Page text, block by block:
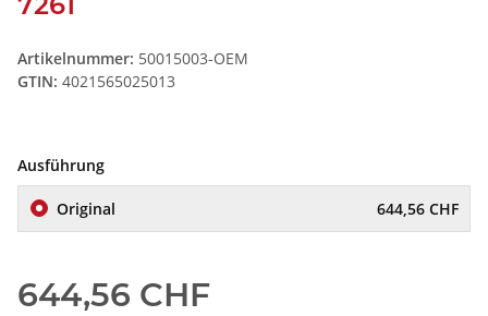
Artikelnummer: 50015003-OEM
GTIN: 4021565025013
Ausführung
Original 644,56 CHF
644,56 CHF